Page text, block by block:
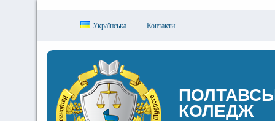
Українська Контакти
КОЛЕДЖ